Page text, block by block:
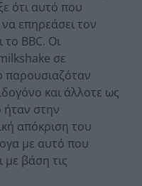
ότι αυτό που
επηρεάσει τον
BBC. Οι
σε
παρουσιαζόταν
και άλλοτε ως
ήταν στην
απόκριση του
με αυτό που
με βάση τις